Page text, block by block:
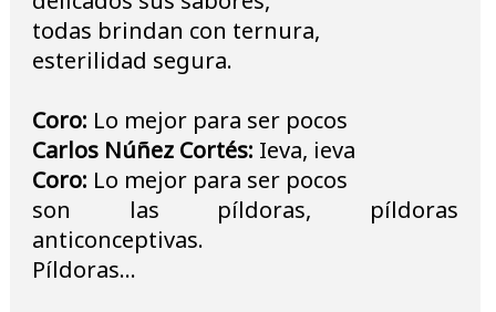
todas brindan con ternura,
esterilidad segura.
Coro: Lo mejor para ser pocos
Carlos Núñez Cortés: Ieva, ieva
Coro: Lo mejor para ser pocos
son las píldoras, píldoras
anticonceptivas.
Píldoras…